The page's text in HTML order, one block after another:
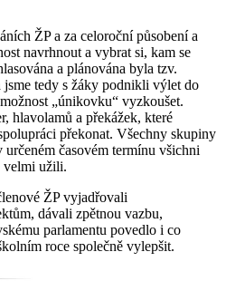
ŽP a za celoroční působení a
navrhnout a vybrat si, kam se
a plánována byla tzv.
tedy s žáky podnikli výlet do
„únikovku“ vyzkoušet.
hlavolamů a překážek, které
překonat. Všechny skupiny
určeném časovém termínu všichni
velmi užili.
ŽP vyjadřovali
dávali zpětnou vazbu,
parlamentu povedlo i co
roce společně vylepšit.